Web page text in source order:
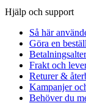
Hjälp och support
Så här
Göra en
Frakt och
Returer &
Kampanjer
Behöver du